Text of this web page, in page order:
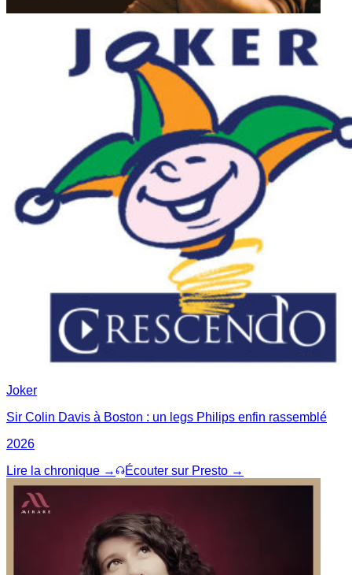
Joker
Sir Colin Davis à Boston : un legs Philips enfin rassemblé
2026
Lire la chronique →
Écouter sur Presto →